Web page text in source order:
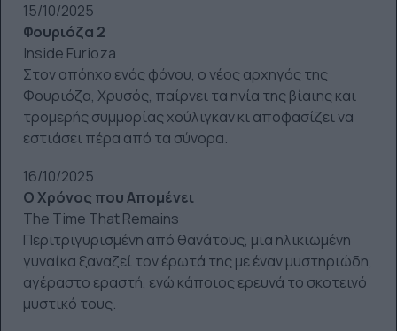
15/10/2025
Φουριόζα 2
Inside Furioza
Στον απόηχο ενός φόνου, ο νέος αρχηγός της
Φουριόζα, Χρυσός, παίρνει τα ηνία της βίαιης και
τρομερής συμμορίας χούλιγκαν κι αποφασίζει να
εστιάσει πέρα από τα σύνορα.
16/10/2025
Ο Χρόνος που Απομένει
The Time That Remains
Περιτριγυρισμένη από θανάτους, μια ηλικιωμένη
γυναίκα ξαναζεί τον έρωτά της με έναν μυστηριώδη,
αγέραστο εραστή, ενώ κάποιος ερευνά το σκοτεινό
μυστικό τους.